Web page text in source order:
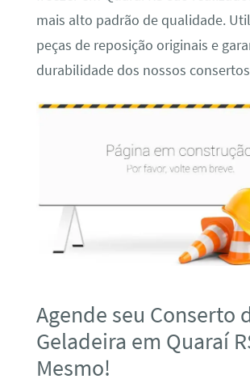
mais alto padrão de qualidade.
peças de reposição originais e
durabilidade dos nossos
Agende seu Conserto
Geladeira em Quaraí
Mesmo!